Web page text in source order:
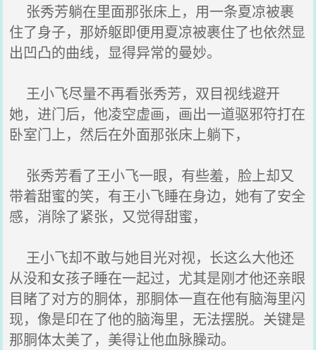
张秀芳躺在里面那张床上，用一条夏凉被裹
住了身子，那娇躯即便用夏凉被裹住了也依然显
出凹凸的曲线，显得异常的曼妙。
王小飞尽量不再看张秀芳，双目视线避开
她，进门后，他凌空虚画，画出一道驱邪符打在
卧室门上，然后在外面那张床上躺下，
张秀芳看了王小飞一眼，有些羞，脸上却又
带着甜蜜的笑，有王小飞睡在身边，她有了安全
感，消除了紧张，又觉得甜蜜，
王小飞却不敢与她目光对视，长这么大他还
从没和女孩子睡在一起过，尤其是刚才他还亲眼
目睹了对方的胴体，那胴体一直在他有脑海里闪
现，像是印在了他的脑海里，无法摆脱。关键是
那胴体太美了，美得让他血脉臊动。